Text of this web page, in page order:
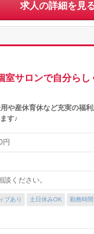
求人の詳細を見
サロンで自分らし
や産休育休など充実の福
す♪
円
ください。
ブあり 土日休みOK 勤務時